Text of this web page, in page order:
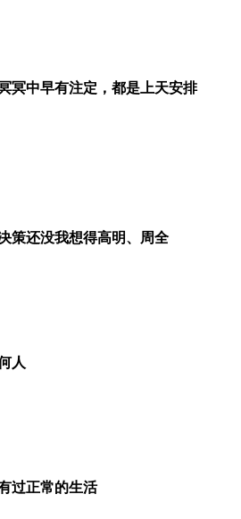
冥中早有注定，都是上天安排
策还没我想得高明、周全
人
过正常的生活